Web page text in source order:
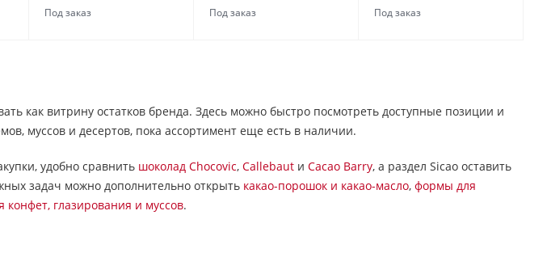
как витрину остатков бренда. Здесь можно быстро посмотреть доступные позиции и
муссов и десертов, пока ассортимент еще есть в наличии.
удобно сравнить шоколад Chocovic, Callebaut и Cacao Barry, а раздел Sicao оставить
задач можно дополнительно открыть какао-порошок и какао-масло, формы для
конфет, глазирования и муссов.